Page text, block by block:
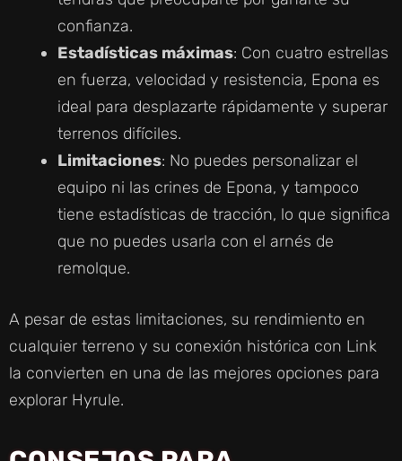
confianza.
Estadísticas máximas: Con cuatro estrellas
en fuerza, velocidad y resistencia, Epona es
ideal para desplazarte rápidamente y superar
terrenos difíciles.
Limitaciones: No puedes personalizar el
equipo ni las crines de Epona, y tampoco
tiene estadísticas de tracción, lo que significa
que no puedes usarla con el arnés de
remolque.
A pesar de estas limitaciones, su rendimiento en
cualquier terreno y su conexión histórica con Link
la convierten en una de las mejores opciones para
explorar Hyrule.